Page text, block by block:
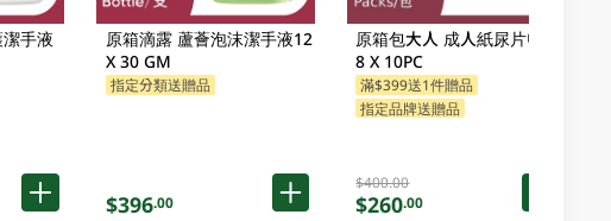
手液
原箱滴露 蘆薈泡沫潔手液12
X 30 GM
指定分類送贈品
$396.00
原箱包大人 成人紙尿片中碼
8 X 10PC
滿$399送1件贈品
指定品牌送贈品
$400.00
$260.00